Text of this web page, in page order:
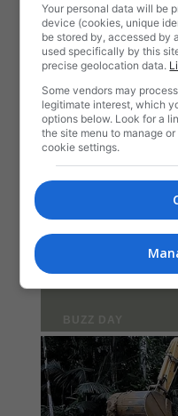
Your personal data will be
device (cookies, unique
be stored by, accessed by
used specifically by this
precise geolocation data.
Some vendors may
legitimate interest, which
options below. Look for a
the site menu to manage
cookie settings.